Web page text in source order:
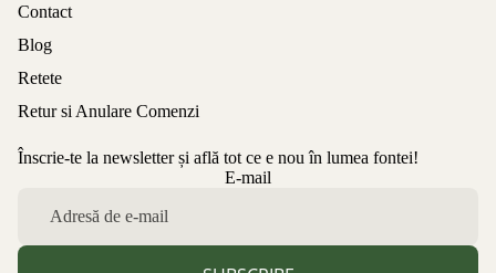
Contact
Blog
Retete
Retur si Anulare Comenzi
Înscrie-te la newsletter și află tot ce e nou în lumea fontei!
E-mail
Politica de confidențialitate